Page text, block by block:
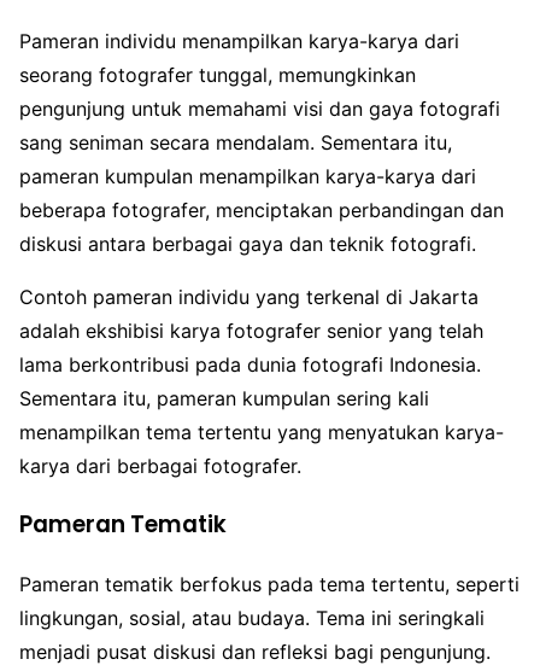
Pameran individu menampilkan karya-karya dari
seorang fotografer tunggal, memungkinkan
pengunjung untuk memahami visi dan gaya fotografi
sang seniman secara mendalam. Sementara itu,
pameran kumpulan menampilkan karya-karya dari
beberapa fotografer, menciptakan perbandingan dan
diskusi antara berbagai gaya dan teknik fotografi.
Contoh pameran individu yang terkenal di Jakarta
adalah ekshibisi karya fotografer senior yang telah
lama berkontribusi pada dunia fotografi Indonesia.
Sementara itu, pameran kumpulan sering kali
menampilkan tema tertentu yang menyatukan karya-
karya dari berbagai fotografer.
Pameran Tematik
Pameran tematik berfokus pada tema tertentu, seperti
lingkungan, sosial, atau budaya. Tema ini seringkali
menjadi pusat diskusi dan refleksi bagi pengunjung.